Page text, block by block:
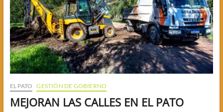
EL PATO GESTIÓN DE GOBIERNO
MEJORAN LAS CALLES EN EL PATO